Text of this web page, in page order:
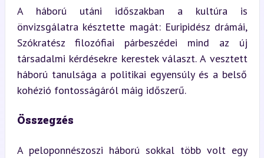
A háború utáni időszakban a kultúra is
önvizsgálatra késztette magát: Euripidész drámái,
Szókratész filozófiai párbeszédei mind az új
társadalmi kérdésekre kerestek választ. A vesztett
háború tanulsága a politikai egyensúly és a belső
kohézió fontosságáról máig időszerű.
Összegzés
A peloponnészoszi háború sokkal több volt egy